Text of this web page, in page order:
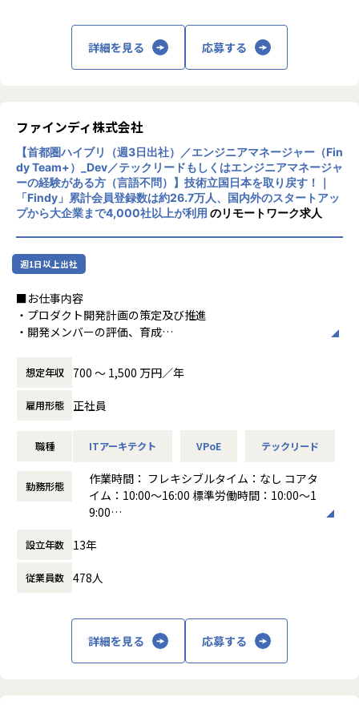
当社の指示する業務全般
ローバル規模での展開をデジタル起点で考え抜くことができ
＊上記はあくまで現在のプロジェクト例となります、対象業
ＳＯＭＰＯホールディングス様：介護・ヘルスケア事業、国
内損害保険事業領域における、
データ解析や機械学習を活用した予測モデルの構築、共同事
業開発https://www.abejainc.com/news/20210423/1
ヒューリック様：『オフィスDXプラットフォーム』及び
『新しいワークプレイス』の開発https://www.abejainc.co
m/news/20210730/1
＜獲得できるスキル・経験＞
・DX戦略コンサルタント/エンタープライズアーキテクトと
して、AIを含めたソフトウェア（SaaS, PaaS提供）＋プロフ
等）＋ファイナンス知見を提供できるスキルが獲得できる。
という座組みだからこそ可能な、グローバル規模の事業創造
＜将来的に目指せるキャリアイメージ＞
・ABEJAにおける事業の牽引
・AI/DXスタートアップの起業、もしくはCXOとしての参画
・大手企業のCDO（Chief Digital Officer）
＜取締役CSO 外木とともに働く経験＞
・コンサルティング会社を経て、創業間もないABEJAに参
画。COO/CFOを経験し、現在は取締役CSO兼CEO室室長とし
て活躍している外木と共に業務ができる、またとない機会で
変革をABEJA Platform上で実現してきまし
た。
詳細を見る 応募する
ファインディ株式会社
【首都圏ハイブリ（週3日出社）／エンジニアマネージャー（Fin
dy Team+）_Dev／テックリードもしくはエンジニアマネージャ
ーの経験がある方（言語不問）】技術立国日本を取り戻す！｜
「Findy」累計会員登録数は約26.7万人、国内外のスタートアッ
プから大企業まで4,000社以上が利用 のリモートワーク求人
週1日以上出社
■お仕事内容
・プロダクト開発計画の策定及び推進
・開発メンバーの評価、育成
・エンジニア採用
■募集背景と実現したい事
せるため、エンジニアチームの増員を進めていますが、チー
ます。
そこで、エンジニアメンバーと伴走しながら、プレイングマ
ネージャーとしてプロダクトの価値を高められるチーム作り
■AIの取り組み
上のエンジニアが日常的にAIエージェントを利用していま
Claude Code、GitHub Copilot、Devinなど開発で利用する
のは当たり前になっています。
想定年収 700 〜 1,500 万円／年
雇用形態 正社員
職種 ITアーキテクト VPoE テックリード
勤務形態
作業時間： フレキシブルタイム：なし コアタ
イム：10:00〜16:00 標準労働時間：10:00～1
9:00
時間外労働の有無： 有（月平均10時間～30
休憩時間： 60分
設立年数 13年
従業員数 478人
詳細を見る 応募する